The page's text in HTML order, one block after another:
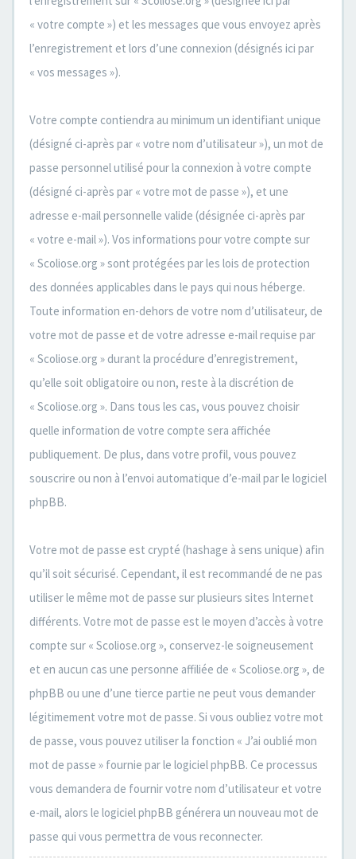
« votre compte ») et les messages que vous envoyez après
l’enregistrement et lors d’une connexion (désignés ici par
« vos messages »).
Votre compte contiendra au minimum un identifiant unique
(désigné ci-après par « votre nom d’utilisateur »), un mot de
passe personnel utilisé pour la connexion à votre compte
(désigné ci-après par « votre mot de passe »), et une
adresse e-mail personnelle valide (désignée ci-après par
« votre e-mail »). Vos informations pour votre compte sur
« Scoliose.org » sont protégées par les lois de protection
des données applicables dans le pays qui nous héberge.
Toute information en-dehors de votre nom d’utilisateur, de
votre mot de passe et de votre adresse e-mail requise par
« Scoliose.org » durant la procédure d’enregistrement,
qu’elle soit obligatoire ou non, reste à la discrétion de
« Scoliose.org ». Dans tous les cas, vous pouvez choisir
quelle information de votre compte sera affichée
publiquement. De plus, dans votre profil, vous pouvez
souscrire ou non à l’envoi automatique d’e-mail par le logiciel
phpBB.
Votre mot de passe est crypté (hashage à sens unique) afin
qu’il soit sécurisé. Cependant, il est recommandé de ne pas
utiliser le même mot de passe sur plusieurs sites Internet
différents. Votre mot de passe est le moyen d’accès à votre
compte sur « Scoliose.org », conservez-le soigneusement
et en aucun cas une personne affiliée de « Scoliose.org », de
phpBB ou une d’une tierce partie ne peut vous demander
légitimement votre mot de passe. Si vous oubliez votre mot
de passe, vous pouvez utiliser la fonction « J’ai oublié mon
mot de passe » fournie par le logiciel phpBB. Ce processus
vous demandera de fournir votre nom d’utilisateur et votre
e-mail, alors le logiciel phpBB générera un nouveau mot de
passe qui vous permettra de vous reconnecter.